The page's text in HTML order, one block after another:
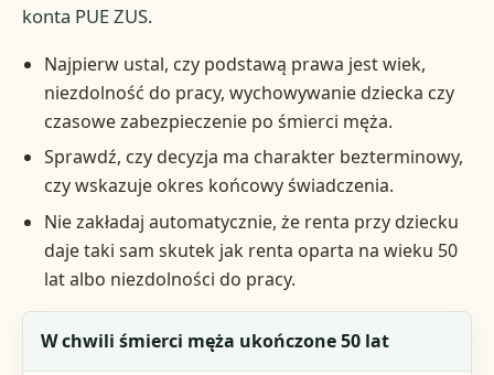
konta PUE ZUS.
Najpierw ustal, czy podstawą prawa jest wiek,
niezdolność do pracy, wychowywanie dziecka czy
czasowe zabezpieczenie po śmierci męża.
Sprawdź, czy decyzja ma charakter bezterminowy,
czy wskazuje okres końcowy świadczenia.
Nie zakładaj automatycznie, że renta przy dziecku
daje taki sam skutek jak renta oparta na wieku 50
lat albo niezdolności do pracy.
Sytuacja wdowy
W chwili śmierci męża ukończone 50 lat